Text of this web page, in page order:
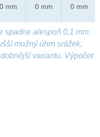
0 mm 0 mm 0 mm
spadne alespoň 0,1 mm
možný úhrn srážek,
variantu. Výpočet